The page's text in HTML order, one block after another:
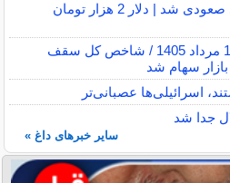
بازار طلا با لیدری طلای جهانی صعودی شد | دلار 2 هزار تومان
پایان بورس امروز چهارشنبه 14 مرداد 1405 / شاخص کل سقف
اسرائیلی‌ها عصبانی‌تر
جدا شد
سایر خبرهای داغ »